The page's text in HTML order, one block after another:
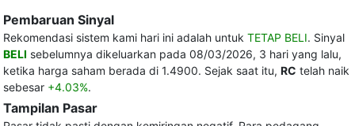
Pembaruan Sinyal
Rekomendasi sistem kami hari ini adalah untuk TETAP BELI. Sinyal
BELI sebelumnya dikeluarkan pada 08/03/2026, 3 hari yang lalu,
ketika harga saham berada di 1.4900. Sejak saat itu, RC telah naik
sebesar +4.03%.
Tampilan Pasar